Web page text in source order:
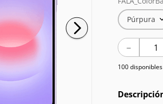
Púrpura
－
100 disponibles